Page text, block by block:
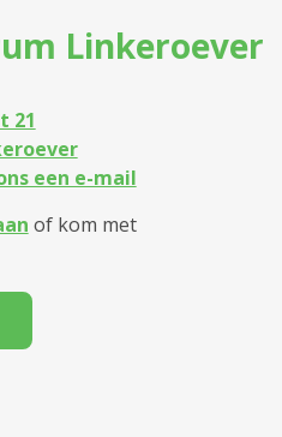
Linkeroever
21
een e-mail
of kom met